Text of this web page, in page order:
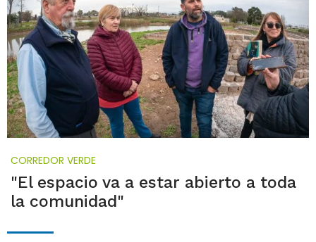
CORREDOR VERDE
"El espacio va a estar abierto a toda
la comunidad"